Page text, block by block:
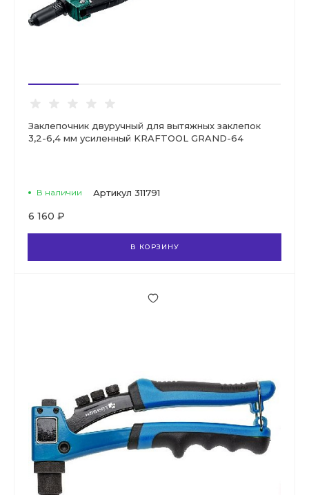
Заклепочник двуручный для вытяжных заклепок
3,2-6,4 мм усиленный KRAFTOOL GRAND-64
В наличии Артикул 311791
6 160 ₽
В КОРЗИНУ